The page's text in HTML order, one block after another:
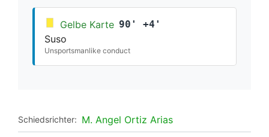
Gelbe Karte 90' +4'
Suso
Unsportsmanlike conduct
Schiedsrichter: M. Angel Ortiz Arias